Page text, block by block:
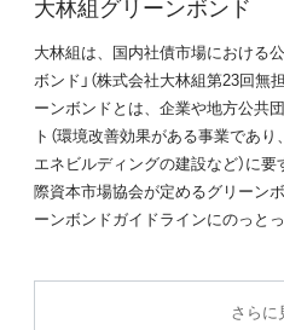
大林組は、国内社債市場における
ボンド」（株式会社大林組第23回無
ーンボンドとは、企業や地方公共
ト（環境改善効果がある事業であ
エネビルディングの建設など）に
際資本市場協会が定めるグリーン
ーンボンドガイドラインにのっと
さらに